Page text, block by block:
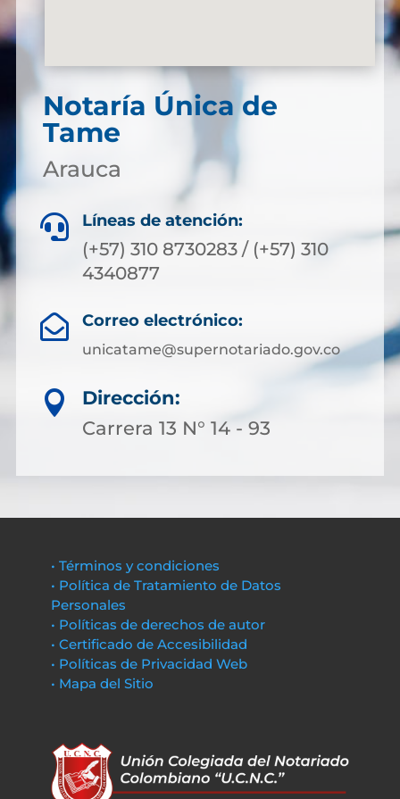
Notaría Única de
Tame
Arauca
 Líneas de atención:
(+57) 310 8730283 / (+57) 310
4340877
 Correo electrónico:
unicatame@supernotariado.gov.co

Dirección:
Carrera 13 N° 14 - 93
• Términos y condiciones
• Política de Tratamiento de Datos
Personales
• Políticas de derechos de autor
• Certificado de Accesibilidad
• Políticas de Privacidad Web
• Mapa del Sitio